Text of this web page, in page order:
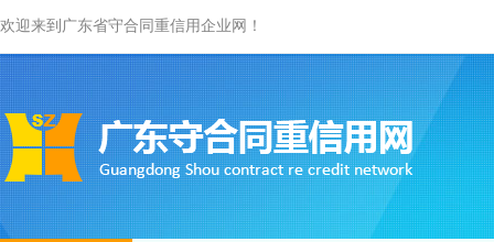
欢迎来到广东省守合同重信用企业网！